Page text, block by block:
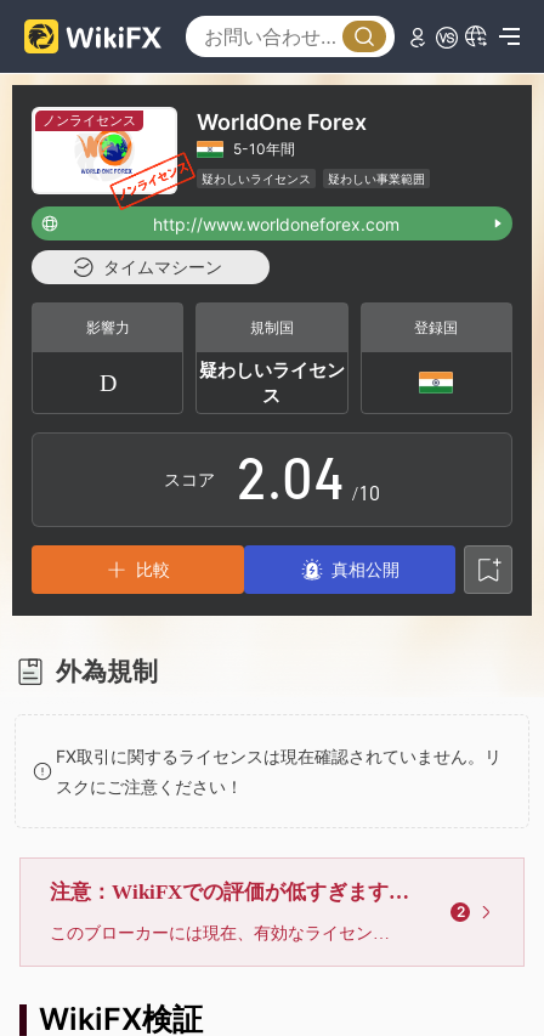
ノンライセンス WorldOne Forex
5-10年間
疑わしいライセンス
疑わしい事業範囲
ハイリスクレベル
http://www.worldoneforex.com
タイムマシーン
影響力
D
規制国
疑わしいライセン
ス
登録国
スコア
0
1
2
3
4
6
7
8
9
.0
1
2
4
5
6
7
0
2
3
4
5
6
8
9
/10
比較 真相公開
外為規制
FX取引に関するライセンスは現在確認されていません。リ
スクにご注意ください！
注意：WikiFXでの評価が低すぎます、利用しないでください
このブローカーには現在、有効なライセンスが確認されていません。リスクにご注意下さい！
2
WikiFX検証